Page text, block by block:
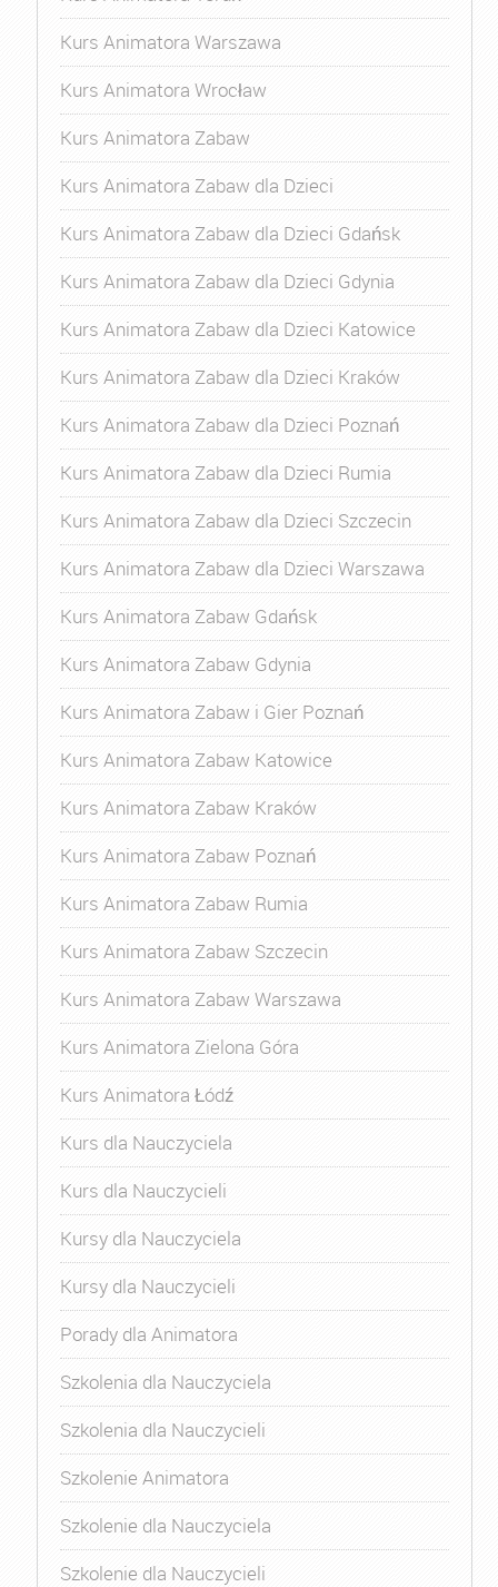
Kurs Animatora Warszawa
Kurs Animatora Wrocław
Kurs Animatora Zabaw
Kurs Animatora Zabaw dla Dzieci
Kurs Animatora Zabaw dla Dzieci Gdańsk
Kurs Animatora Zabaw dla Dzieci Gdynia
Kurs Animatora Zabaw dla Dzieci Katowice
Kurs Animatora Zabaw dla Dzieci Kraków
Kurs Animatora Zabaw dla Dzieci Poznań
Kurs Animatora Zabaw dla Dzieci Rumia
Kurs Animatora Zabaw dla Dzieci Szczecin
Kurs Animatora Zabaw dla Dzieci Warszawa
Kurs Animatora Zabaw Gdańsk
Kurs Animatora Zabaw Gdynia
Kurs Animatora Zabaw i Gier Poznań
Kurs Animatora Zabaw Katowice
Kurs Animatora Zabaw Kraków
Kurs Animatora Zabaw Poznań
Kurs Animatora Zabaw Rumia
Kurs Animatora Zabaw Szczecin
Kurs Animatora Zabaw Warszawa
Kurs Animatora Zielona Góra
Kurs Animatora Łódź
Kurs dla Nauczyciela
Kurs dla Nauczycieli
Kursy dla Nauczyciela
Kursy dla Nauczycieli
Porady dla Animatora
Szkolenia dla Nauczyciela
Szkolenia dla Nauczycieli
Szkolenie Animatora
Szkolenie dla Nauczyciela
Szkolenie dla Nauczycieli